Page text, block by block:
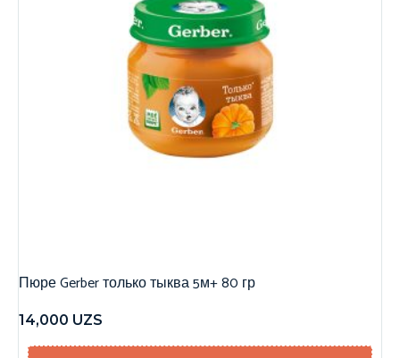
Пюре Gerber только тыква 5м+ 80 гр
14,000 UZS